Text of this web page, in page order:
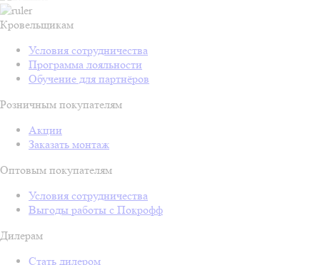
Кровельщикам
Условия сотрудничества
Программа лояльности
Обучение для партнёров
Розничным покупателям
Акции
Заказать монтаж
Оптовым покупателям
Условия сотрудничества
Выгоды работы с Покрофф
Дилерам
Стать дилером